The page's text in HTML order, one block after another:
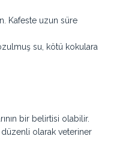
Kafeste uzun süre
su, kötü kokulara
bir belirtisi olabilir.
düzenli olarak veteriner